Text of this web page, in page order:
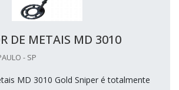
DE METAIS MD 3010
- SP
MD 3010 Gold Sniper é totalmente